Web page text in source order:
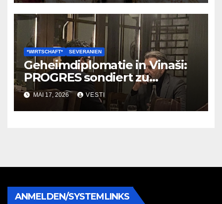
*WIRTSCHAFT* SEVERANIEN
Geheimdiplomatie in Vinaši:
PROGRES sondiert zu
Wirtschaftsliberalisierungen
MAI 17, 2026 VESTI
ANMELDEN/SYSTEMLINKS